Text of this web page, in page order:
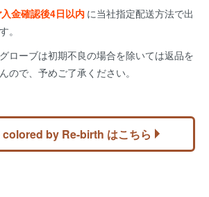
金確認後4日以内 に当社指定配送方法で出
。
ローブは初期不良の場合を除いては返品を
ので、予めご了承ください。
colored by Re-birth はこちら